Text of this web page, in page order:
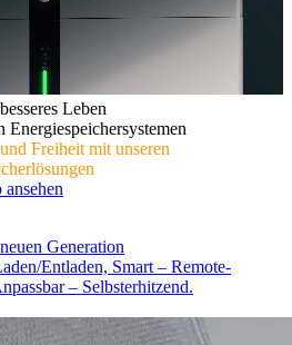
Leben
Freiheit mit unseren
Generation
Entladen, Smart – Remote-
– Selbsterhitzend.